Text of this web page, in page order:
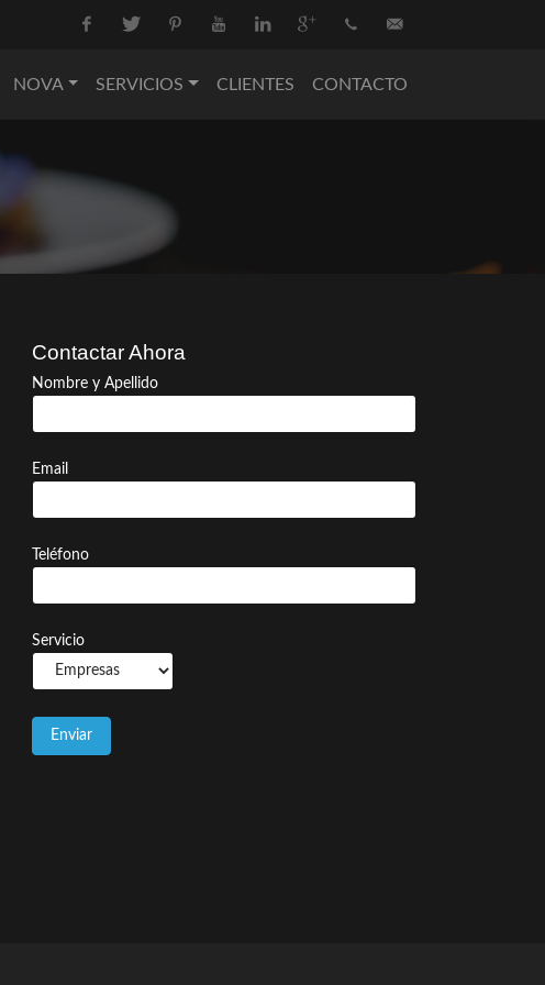
NOVA SERVICIOS CLIENTES CONTACTO
Contactar Ahora
Nombre y Apellido
Email
Teléfono
Servicio